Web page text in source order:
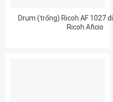
Drum (trống) Ricoh AF 1027
Ricoh Aficio